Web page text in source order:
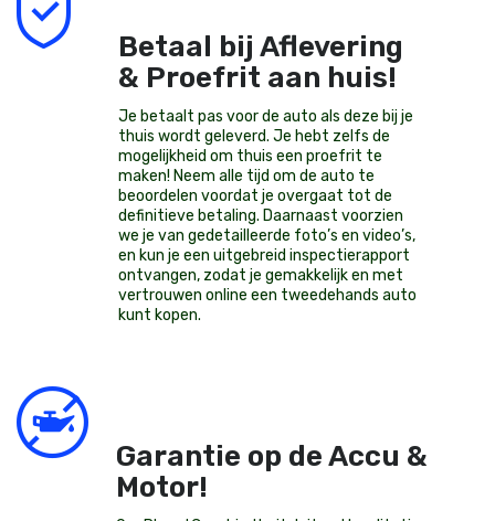
Betaal bij Aflevering
& Proefrit aan huis!
Je betaalt pas voor de auto als deze bij je
thuis wordt geleverd. Je hebt zelfs de
mogelijkheid om thuis een proefrit te
maken! Neem alle tijd om de auto te
beoordelen voordat je overgaat tot de
definitieve betaling. Daarnaast voorzien
we je van gedetailleerde foto’s en video’s,
en kun je een uitgebreid inspectierapport
ontvangen, zodat je gemakkelijk en met
vertrouwen online een tweedehands auto
kunt kopen.
Garantie op de Accu &
Motor!